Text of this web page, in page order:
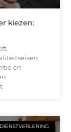
kiezen:
en
DIENSTVERLENING